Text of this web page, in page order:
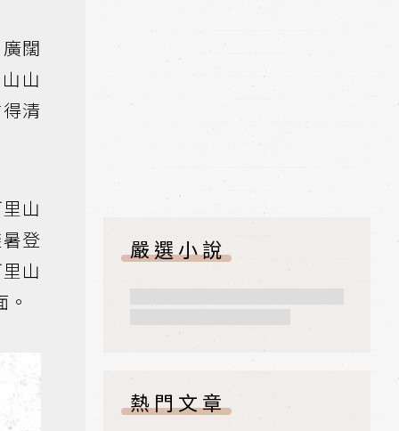
闊
山
清
山
登
山
嚴選小說
熱門文章